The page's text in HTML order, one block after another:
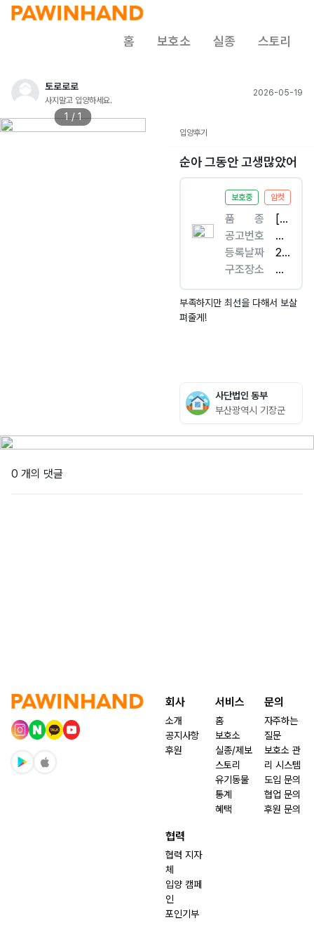
홈 보호소 실종 스토리
토로로로
사지말고 입양하세요.
2026-05-19
1 / 1
입양후기
순아 그동안 고생많았어
보호중 암컷
품ㅤㅤ종
[개
]
믹
스
견
공고번호
부
산-
기
장-
20
4
등록날짜
20
26.
04.
13
구조장소
고
리
원
소
주
차
장
부족하지만 최선을 다해서 보살
펴줄게!
사단법인 동부
부산광역시 기장군
0 개의 댓글
회사
소개
공지사항
후원
서비스
홈
보호소
실종/제보
스토리
유기동물
통계
혜택
문의
자주하는
질문
보호소 관
리 시스템
도입 문의
협업 문의
후원 문의
협력
협력 지자
체
입양 캠페
인
포인기부